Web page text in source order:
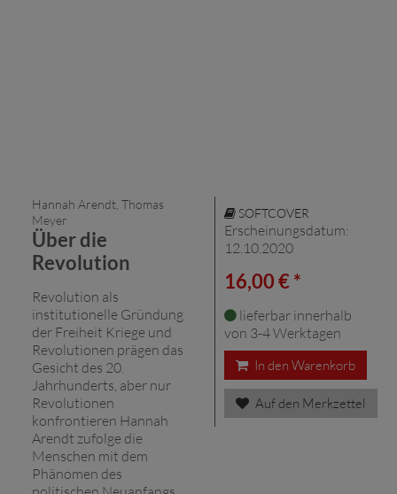
Hannah Arendt, Thomas
Meyer
Über die
Revolution
Revolution als
institutionelle Gründung
der Freiheit Kriege und
Revolutionen prägen das
Gesicht des 20.
Jahrhunderts, aber nur
Revolutionen
konfrontieren Hannah
Arendt zufolge die
Menschen mit dem
Phänomen des
SOFTCOVER
Erscheinungsdatum:
12.10.2020
16,00 € *
lieferbar innerhalb
von 3-4 Werktagen
In den Warenkorb
Auf den Merkzettel